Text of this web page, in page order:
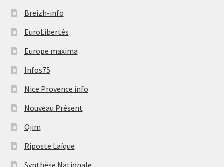
Breizh-info
EuroLibertés
Europe maxima
Infos75
Nice Provence info
Nouveau Présent
Ojim
Riposte Laïque